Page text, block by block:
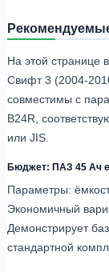
На этой странице
Свифт 3 (2004-
совместимы с
B24R,
или JIS.
Бюджет: ПАЗ 45 Ач
Параметры:
Экономичный
Демонстрирует
стандартной